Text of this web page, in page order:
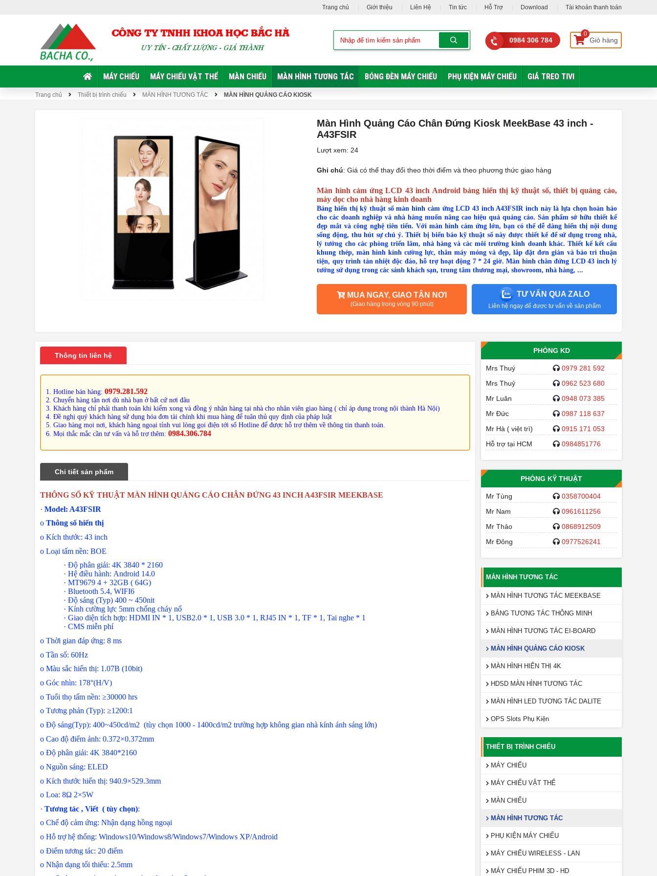
Trang chủ Giới thiệu Liên Hệ Tin tức Hỗ Trợ Download Tài khoản thanh toán
0984 306 784
0
Giỏ hàng
MÁY CHIẾU MÁY CHIẾU VẬT THỂ MÀN CHIẾU MÀN HÌNH TƯƠNG TÁC BÓNG ĐÈN MÁY CHIẾU PHỤ KIỆN MÁY CHIẾU GIÁ TREO TIVI
Trang chủ Thiết bị trình chiếu MÀN HÌNH TƯƠNG TÁC MÀN HÌNH QUẢNG CÁO KIOSK
Màn Hình Quảng Cáo Chân Đứng Kiosk MeekBase 43 inch -
A43FSIR
Lượt xem: 24
Ghi chú: Giá có thể thay đổi theo thời điểm và theo phương thức giao hàng
Màn hình cảm ứng LCD 43 inch Android bảng hiển thị kỹ thuật số, thiết bị quảng cáo,
máy dọc cho nhà hàng kinh doanh
Bảng hiển thị kỹ thuật số màn hình cảm ứng LCD 43 inch A43FSIR inch này là lựa chọn hoàn hảo
cho các doanh nghiệp và nhà hàng muốn nâng cao hiệu quả quảng cáo. Sản phẩm sở hữu thiết kế
đẹp mắt và công nghệ tiên tiến. Với màn hình cảm ứng lớn, bạn có thể dễ dàng hiển thị nội dung
sống động, thu hút sự chú ý. Thiết bị biển báo kỹ thuật số này được thiết kế để sử dụng trong nhà,
lý tưởng cho các phòng triển lãm, nhà hàng và các môi trường kinh doanh khác. Thiết kế kết cấu
khung thép, màn hình kính cường lực, thân máy mỏng và đẹp, lắp đặt đơn giản và bảo trì thuận
tiện, quy trình tản nhiệt độc đáo, hỗ trợ hoạt động 7 * 24 giờ. Màn hình chân đứng LCD 43 inch lý
tưởng sử dụng trong các sảnh khách sạn, trung tâm thương mại, showroom, nhà hàng, ...
MUA NGAY, GIAO TẬN NƠI
(Giao hàng trong vòng 90 phút)
TƯ VẤN QUA ZALO
Liên hệ ngay để được tư vấn về sản phẩm
Thông tin liên hệ
1. Hotline bán hàng: 0979.281.592
2. Chuyển hàng tận nơi dù nhà bạn ở bất cứ nơi đâu
3. Khách hàng chỉ phải thanh toán khi kiểm xong và đồng ý nhận hàng tại nhà cho nhân viên giao hàng ( chỉ áp dụng trong nội thành Hà Nội)
4. Đề nghị quý khách hàng sử dụng hóa đơn tài chính khi mua hàng để tuân thủ quy định của pháp luật
5. Giao hàng mọi nơi, khách hàng ngoại tỉnh vui lòng gọi điện tới số Hotline để được hỗ trợ thêm về thông tin thanh toán.
6. Mọi thắc mắc cần tư vấn và hỗ trợ thêm: 0984.306.784
Chi tiết sản phẩm
THÔNG SỐ KỸ THUẬT MÀN HÌNH QUẢNG CÁO CHÂN ĐỨNG 43 INCH A43FSIR MEEKBASE
· Model: A43FSIR
o Thông số hiển thị
o Kích thước: 43 inch
o Loại tấm nền: BOE
· Độ phân giải: 4K 3840 * 2160
· Hệ điều hành: Android 14.0
· MT9679 4 + 32GB ( 64G)
· Bluetooth 5.4, WIFI6
· Độ sáng (Typ) 400 ~ 450nit
· Kính cường lực 5mm chống cháy nổ
· Giao diện tích hợp: HDMI IN * 1, USB2.0 * 1, USB 3.0 * 1, RJ45 IN * 1, TF * 1, Tai nghe * 1
· CMS miễn phí
o Thời gian đáp ứng: 8 ms
o Tần số: 60Hz
o Màu sắc hiển thị: 1.07B (10bit)
o Góc nhìn: 178°(H/V)
o Tuổi thọ tấm nền: ≥30000 hrs
o Tương phản (Typ): ≥1200:1
o Độ sáng(Typ): 400~450cd/m2 (tùy chọn 1000 - 1400cd/m2 trường hợp không gian nhà kính ánh sáng lớn)
o Cao độ điểm ảnh: 0.372×0.372mm
o Độ phân giải: 4K 3840*2160
o Nguồn sáng: ELED
o Kích thước hiển thị: 940.9×529.3mm
o Loa: 8Ω 2×5W
· Tương tác , Viết ( tùy chọn):
o Chế độ cảm ứng: Nhận dạng hồng ngoại
o Hỗ trợ hệ thống: Windows10/Windows8/Windows7/Windows XP/Android
o Điểm tương tác: 20 điểm
o Nhận dạng tối thiểu: 2.5mm
PHÒNG KD
Mrs Thuý
0979 281 592
Mrs Thuỷ
0962 523 680
Mr Luân
0948 073 385
Mr Đức
0987 118 637
Mr Hà ( việt trì)
0915 171 053
Hỗ trợ tại HCM
0984851776
PHÒNG KỸ THUẬT
Mr Tùng
0358700404
Mr Nam
0961611256
Mr Thảo
0868912509
Mr Đông
0977526241
MÀN HÌNH TƯƠNG TÁC
MÀN HÌNH TƯƠNG TÁC MEEKBASE
BẢNG TƯƠNG TÁC THÔNG MINH
MÀN HÌNH TƯƠNG TÁC EI-BOARD
MÀN HÌNH QUẢNG CÁO KIOSK
MÀN HÌNH HIỂN THỊ 4K
HDSD MÀN HÌNH TƯƠNG TÁC
MÀN HÌNH LED TƯƠNG TÁC DALITE
OPS Slots Phụ Kiện
THIẾT BỊ TRÌNH CHIẾU
MÁY CHIẾU
MÁY CHIẾU VẬT THỂ
MÀN CHIẾU
MÀN HÌNH TƯƠNG TÁC
PHỤ KIỆN MÁY CHIẾU
MÁY CHIẾU WIRELESS - LAN
MÁY CHIẾU PHIM 3D - HD